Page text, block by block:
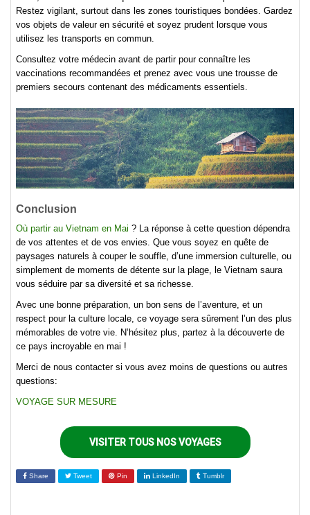
Restez vigilant, surtout dans les zones touristiques bondées. Gardez
vos objets de valeur en sécurité et soyez prudent lorsque vous
utilisez les transports en commun.
Consultez votre médecin avant de partir pour connaître les
vaccinations recommandées et prenez avec vous une trousse de
premiers secours contenant des médicaments essentiels.
Conclusion
Où partir au Vietnam en Mai ? La réponse à cette question dépendra
de vos attentes et de vos envies. Que vous soyez en quête de
paysages naturels à couper le souffle, d’une immersion culturelle, ou
simplement de moments de détente sur la plage, le Vietnam saura
vous séduire par sa diversité et sa richesse.
Avec une bonne préparation, un bon sens de l’aventure, et un
respect pour la culture locale, ce voyage sera sûrement l’un des plus
mémorables de votre vie. N’hésitez plus, partez à la découverte de
ce pays incroyable en mai !
Merci de nous contacter si vous avez moins de questions ou autres
questions:
VOYAGE SUR MESURE
VISITER TOUS NOS VOYAGES
Share Tweet Pin LinkedIn Tumblr